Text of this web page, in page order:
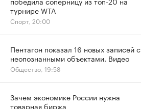
турнире WTA
Спорт, 20:00
Пентагон показал 16 новых записей с
неопознанными объектами. Видео
Общество, 19:58
Зачем экономике России нужна
товарная биржа